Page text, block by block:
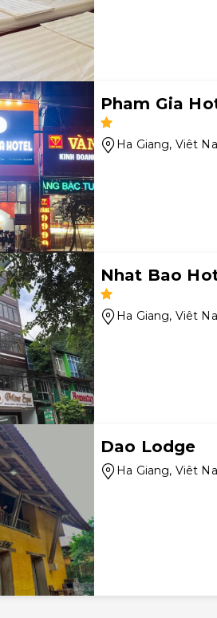
Pham Gia
Ha Giang, Viêt
Nhat Bao
Ha Giang, Viêt
Dao Lodge
Ha Giang, Viêt